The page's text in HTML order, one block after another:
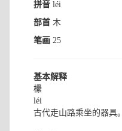
拼音 léi
部首 木
笔画 25
基本解释
欙
léi
古代走山路乘坐的器具。